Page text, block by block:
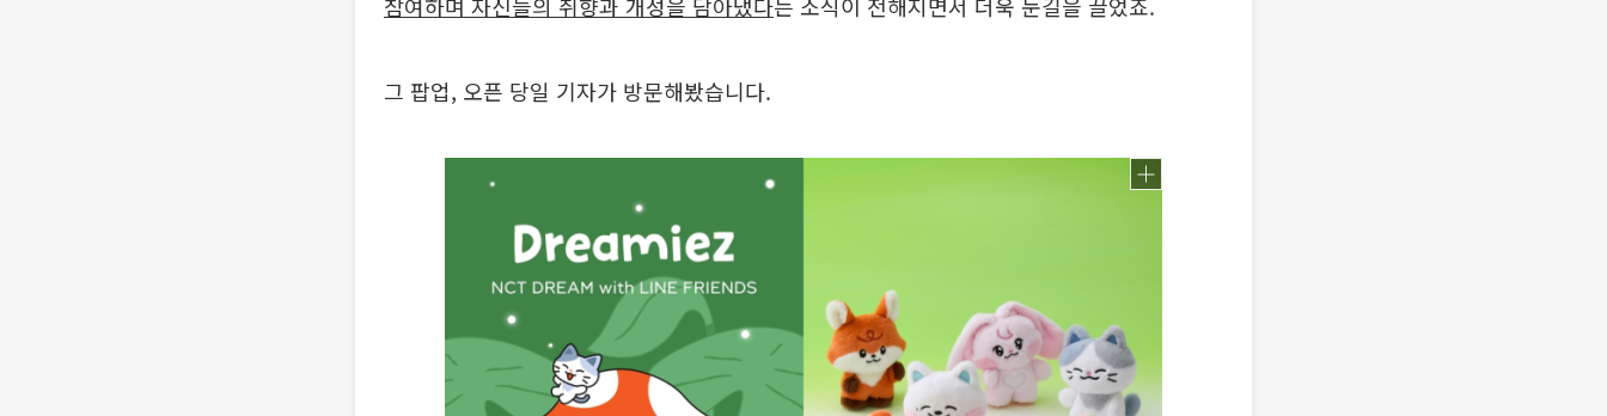
그 팝업, 오픈 당일 기자가 방문해봤습니다.